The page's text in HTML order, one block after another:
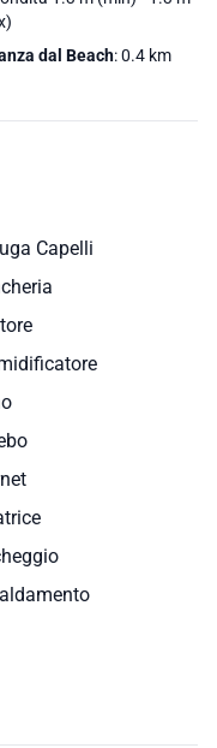
dal Beach: 0.4 km
Capelli